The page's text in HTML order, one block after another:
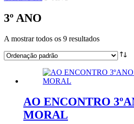
3º ANO
A mostrar todos os 9 resultados
AO ENCONTRO
MORAL